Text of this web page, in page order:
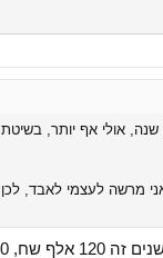
מרשה לעצמי לאבד, לכן